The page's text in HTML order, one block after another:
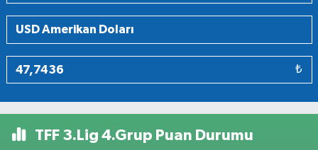
₺
TFF 3.Lig 4.Grup Puan Durumu